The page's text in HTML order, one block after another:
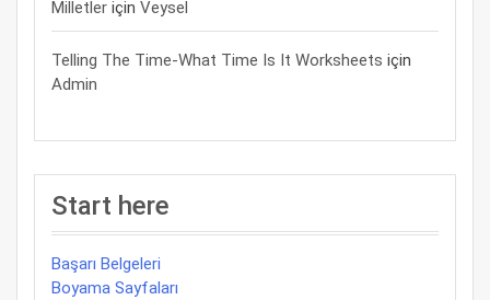
Milletler için Veysel
Telling The Time-What Time Is It Worksheets için
Admin
Start here
Başarı Belgeleri
Boyama Sayfaları